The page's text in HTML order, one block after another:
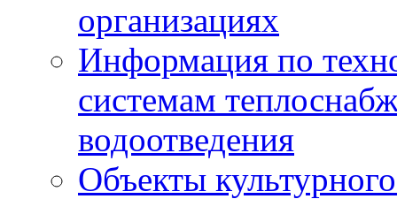
организациях
Информация по
системам
водоотведения
Объекты